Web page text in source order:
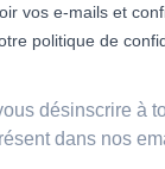
vos e-mails et
politique de
désinscrire à
dans nos